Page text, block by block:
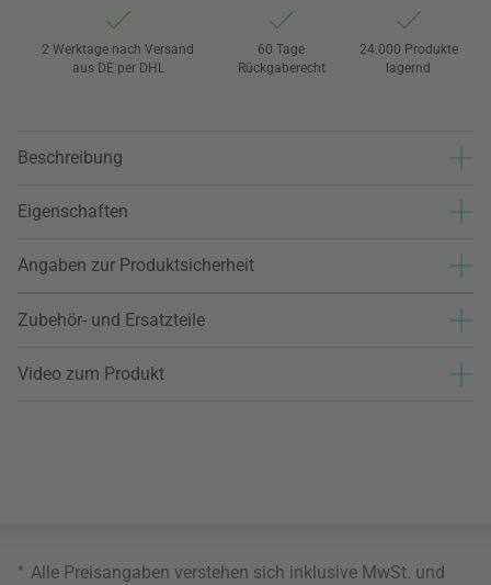
2 Werktage nach Versand
aus DE per DHL
60 Tage
Rückgaberecht
24.000 Produkte
lagernd
Beschreibung
Eigenschaften
Angaben zur Produktsicherheit
Zubehör- und Ersatzteile
Video zum Produkt
* Alle Preisangaben verstehen sich inklusive MwSt. und